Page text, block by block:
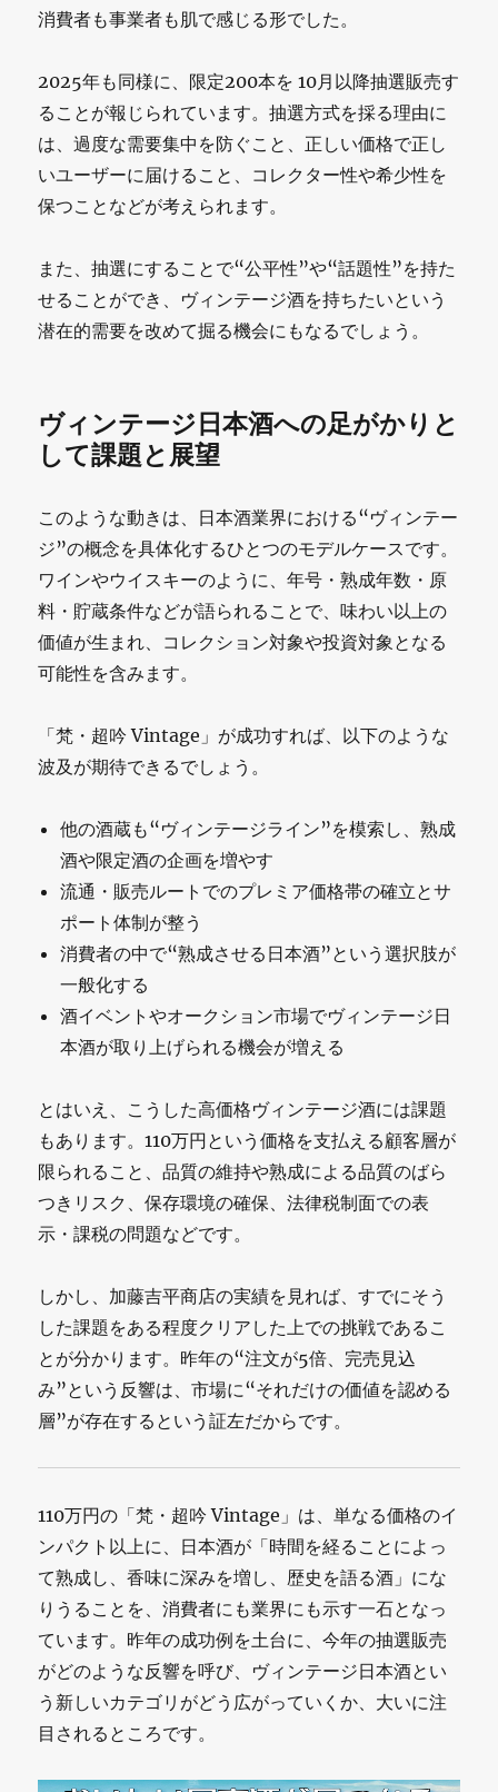
消費者も事業者も肌で感じる形でした。
2025年も同様に、限定200本を 10月以降抽選販売す
ることが報じられています。抽選方式を採る理由に
は、過度な需要集中を防ぐこと、正しい価格で正し
いユーザーに届けること、コレクター性や希少性を
保つことなどが考えられます。
また、抽選にすることで“公平性”や“話題性”を持た
せることができ、ヴィンテージ酒を持ちたいという
潜在的需要を改めて掘る機会にもなるでしょう。
ヴィンテージ日本酒への足がかりと
して課題と展望
このような動きは、日本酒業界における“ヴィンテー
ジ”の概念を具体化するひとつのモデルケースです。
ワインやウイスキーのように、年号・熟成年数・原
料・貯蔵条件などが語られることで、味わい以上の
価値が生まれ、コレクション対象や投資対象となる
可能性を含みます。
「梵・超吟 Vintage」が成功すれば、以下のような
波及が期待できるでしょう。
他の酒蔵も“ヴィンテージライン”を模索し、熟成
酒や限定酒の企画を増やす
流通・販売ルートでのプレミア価格帯の確立とサ
ポート体制が整う
消費者の中で“熟成させる日本酒”という選択肢が
一般化する
酒イベントやオークション市場でヴィンテージ日
本酒が取り上げられる機会が増える
とはいえ、こうした高価格ヴィンテージ酒には課題
もあります。110万円という価格を支払える顧客層が
限られること、品質の維持や熟成による品質のばら
つきリスク、保存環境の確保、法律税制面での表
示・課税の問題などです。
しかし、加藤吉平商店の実績を見れば、すでにそう
した課題をある程度クリアした上での挑戦であるこ
とが分かります。昨年の“注文が5倍、完売見込
み”という反響は、市場に“それだけの価値を認める
層”が存在するという証左だからです。
110万円の「梵・超吟 Vintage」は、単なる価格のイ
ンパクト以上に、日本酒が「時間を経ることによっ
て熟成し、香味に深みを増し、歴史を語る酒」にな
りうることを、消費者にも業界にも示す一石となっ
ています。昨年の成功例を土台に、今年の抽選販売
がどのような反響を呼び、ヴィンテージ日本酒とい
う新しいカテゴリがどう広がっていくか、大いに注
目されるところです。